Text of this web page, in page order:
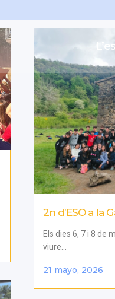
2n d’ESO a la
Els dies 6, 7 i 8 de
viure...
21 mayo, 2026